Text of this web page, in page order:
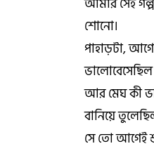
শোনো।
পাহাড়টা,
আর মেঘ কী
বানিয়ে
সে তো আগেই